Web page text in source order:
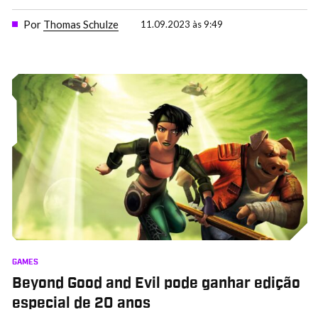
Por Thomas Schulze 11.09.2023 às 9:49
GAMES
Beyond Good and Evil pode ganhar edição
especial de 20 anos